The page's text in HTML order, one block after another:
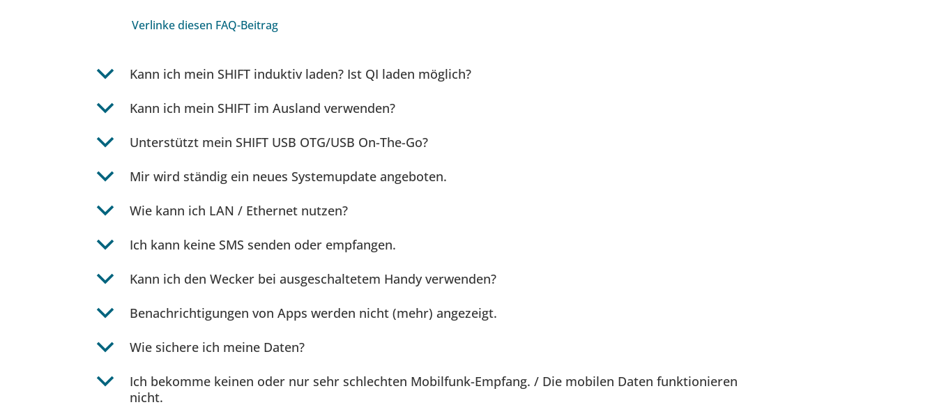
Verlinke diesen FAQ-Beitrag
b Kann ich mein SHIFT induktiv laden? Ist QI laden möglich?
b Kann ich mein SHIFT im Ausland verwenden?
b Unterstützt mein SHIFT USB OTG/USB On-The-Go?
b Mir wird ständig ein neues Systemupdate angeboten.
b Wie kann ich LAN / Ethernet nutzen?
b Ich kann keine SMS senden oder empfangen.
b Kann ich den Wecker bei ausgeschaltetem Handy verwenden?
b Benachrichtigungen von Apps werden nicht (mehr) angezeigt.
b Wie sichere ich meine Daten?
b
Ich bekomme keinen oder nur sehr schlechten Mobilfunk-Empfang. / Die mobilen Daten funktionieren
nicht.